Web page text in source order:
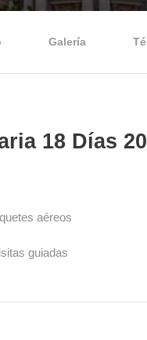
Galería
18 Días
aéreos
guiadas